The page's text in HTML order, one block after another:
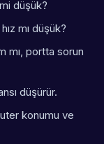
düşük?
mı düşük?
mı, portta sorun
düşürür.
konumu ve